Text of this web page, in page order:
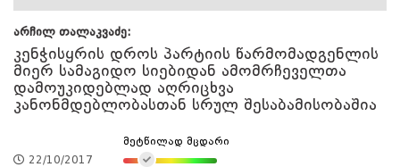
არჩილ თალაკვაძე:
კენჭისყრის დროს პარტიის წარმომადგენლის
მიერ სამაგიდო სიებიდან ამომრჩეველთა
დამოუკიდებლად აღრიცხვა
კანონმდებლობასთან სრულ შესაბამისობაშია
22/10/2017
მეტწილად მცდარი